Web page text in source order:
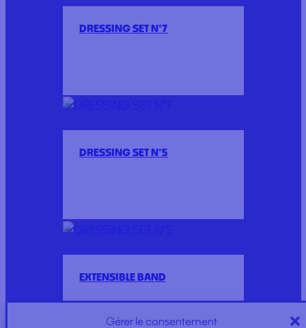
Gérer le consentement
DRESSING SET N°7
DRESSING SET N°5
EXTENSIBLE BAND